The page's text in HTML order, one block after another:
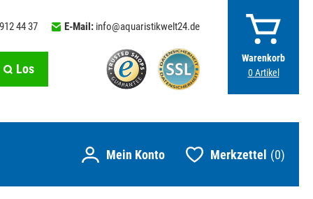
Warenkorb
0 Artikel
44 37 E-Mail: info@aquaristikwelt24.de
Los
Merkzettel 0